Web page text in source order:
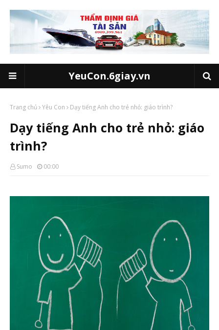
YeuCon.6giay.vn
Trang chủ Yêu Con Dạy tiếng Anh cho trẻ nhỏ: giáo trình?
Dạy tiếng Anh cho trẻ nhỏ: giáo
trình?
Sumo 00:00